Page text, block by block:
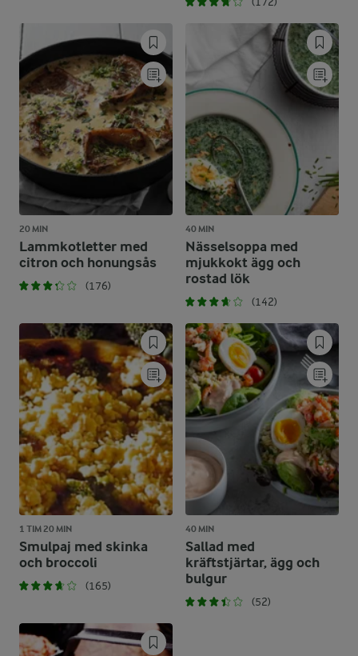
20 MIN
Lammkotletter med
citron och honungsås
(176)
40 MIN
Nässelsoppa med
mjukkokt ägg och
rostad lök
(142)
1 TIM 20 MIN
Smulpaj med skinka
och broccoli
(165)
40 MIN
Sallad med
kräftstjärtar, ägg och
bulgur
(52)